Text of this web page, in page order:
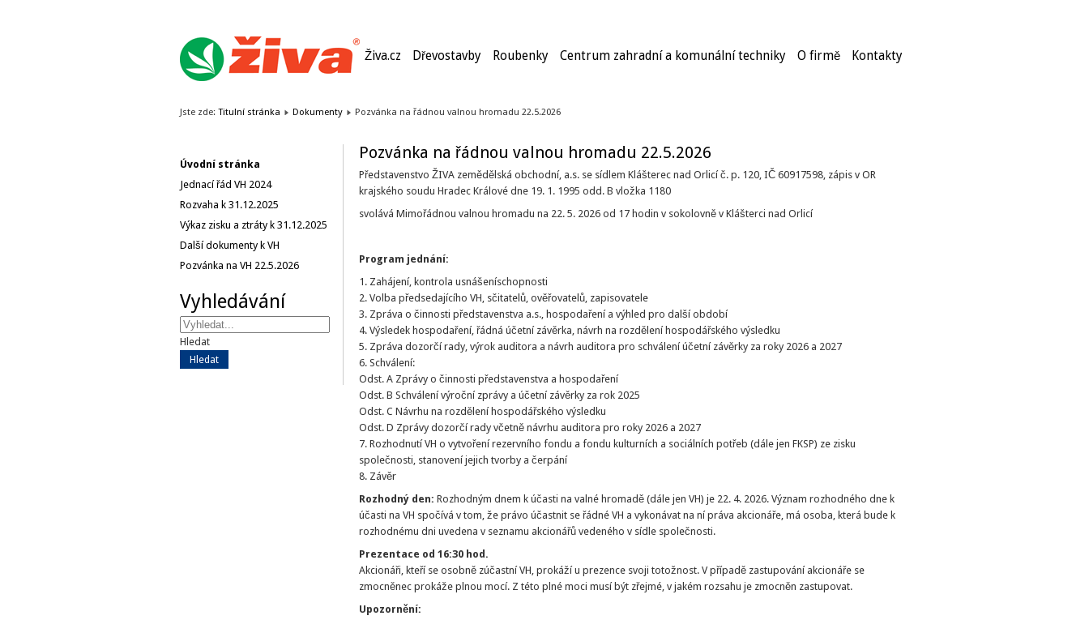
Živa.cz Dřevostavby Roubenky Centrum zahradní a komunální techniky O firmě Kontakty
Jste zde: Titulní stránka Dokumenty Pozvánka na řádnou valnou hromadu 22.5.2026
Úvodní stránka
Jednací řád VH 2024
Rozvaha k 31.12.2025
Výkaz zisku a ztráty k 31.12.2025
Další dokumenty k VH
Pozvánka na VH 22.5.2026
Vyhledávání
Hledat
Hledat
Pozvánka na řádnou valnou hromadu 22.5.2026
Představenstvo ŽIVA zemědělská obchodní, a.s. se sídlem Klášterec nad Orlicí č. p. 120, IČ 60917598, zápis v OR
krajského soudu Hradec Králové dne 19. 1. 1995 odd. B vložka 1180
svolává Mimořádnou valnou hromadu na 22. 5. 2026 od 17 hodin v sokolovně v Klášterci nad Orlicí
Program jednání:
1. Zahájení, kontrola usnášeníschopnosti
2. Volba předsedajícího VH, sčitatelů, ověřovatelů, zapisovatele
3. Zpráva o činnosti představenstva a.s., hospodaření a výhled pro další období
4. Výsledek hospodaření, řádná účetní závěrka, návrh na rozdělení hospodářského výsledku
5. Zpráva dozorčí rady, výrok auditora a návrh auditora pro schválení účetní závěrky za roky 2026 a 2027
6. Schválení:
Odst. A Zprávy o činnosti představenstva a hospodaření
Odst. B Schválení výroční zprávy a účetní závěrky za rok 2025
Odst. C Návrhu na rozdělení hospodářského výsledku
Odst. D Zprávy dozorčí rady včetně návrhu auditora pro roky 2026 a 2027
7. Rozhodnutí VH o vytvoření rezervního fondu a fondu kulturních a sociálních potřeb (dále jen FKSP) ze zisku
společnosti, stanovení jejich tvorby a čerpání
8. Závěr
Rozhodný den: Rozhodným dnem k účasti na valné hromadě (dále jen VH) je 22. 4. 2026. Význam rozhodného dne k
účasti na VH spočívá v tom, že právo účastnit se řádné VH a vykonávat na ní práva akcionáře, má osoba, která bude k
rozhodnému dni uvedena v seznamu akcionářů vedeného v sídle společnosti.
Prezentace od 16:30 hod.
Akcionáři, kteří se osobně zúčastní VH, prokáží u prezence svoji totožnost. V případě zastupování akcionáře se
zmocněnec prokáže plnou mocí. Z této plné moci musí být zřejmé, v jakém rozsahu je zmocněn zastupovat.
Upozornění: